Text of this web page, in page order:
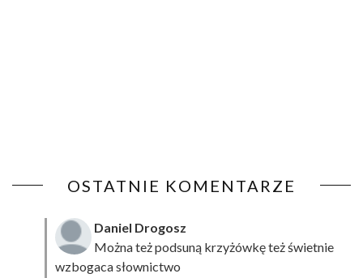
OSTATNIE KOMENTARZE
Daniel Drogosz
Można też podsuną krzyżówkęteż świetnie
wzbogaca słownictwo